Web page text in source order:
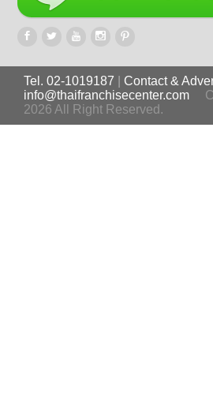
Tel. 02-1019187
Contact &
info@thaifranchisecenter.com
2026 All Right Reserved.